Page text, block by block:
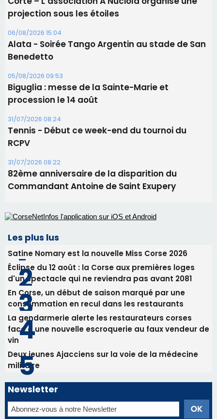
31/07/2026 08:24
Tennis - Début ce week-end du tournoi du
RCPV
31/07/2026 08:22
82ème anniversaire de la disparition du
Commandant Antoine de Saint Exupery
Les plus lus
Satine Nomary est la nouvelle Miss Corse 2026
d'un spectacle qui ne reviendra pas avant 2081
En Corse, un début de saison marqué par une
consommation en recul dans les restaurants
face à une nouvelle escroquerie au faux vendeur de
Deux jeunes Ajacciens sur la voie de la médecine
militaire
Newsletter
Inscrivez-vous à la newsletter de CNI et recevez par
email les infos les plus importantes et une sélection de
nos meilleurs articles
Régie publicitaire